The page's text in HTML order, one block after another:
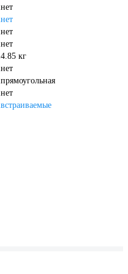
нет
нет
нет
нет
4.85 кг
нет
прямоугольная
нет
встраиваемые